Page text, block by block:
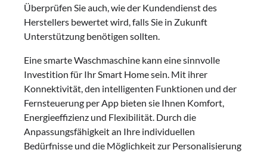
Überprüfen Sie auch, wie der Kundendienst des
Herstellers bewertet wird, falls Sie in Zukunft
Unterstützung benötigen sollten.
Eine smarte Waschmaschine kann eine sinnvolle
Investition für Ihr Smart Home sein. Mit ihrer
Konnektivität, den intelligenten Funktionen und der
Fernsteuerung per App bieten sie Ihnen Komfort,
Energieeffizienz und Flexibilität. Durch die
Anpassungsfähigkeit an Ihre individuellen
Bedürfnisse und die Möglichkeit zur Personalisierung